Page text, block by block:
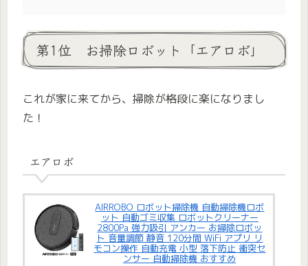
第1位 お掃除ロボット「エアロボ」
これが家に来てから、掃除が格段に楽になりまし
た！
エアロボ
AIRROBO ロボット掃除機 自動掃除機ロボ
ット 自動ゴミ収集 ロボットクリーナー
2800Pa 強力吸引 アンカー お掃除ロボッ
ト 音量調節 静音 120分間 WiFi アプリ リ
モコン操作 自動充電 小型 落下防止 衝突セ
ンサー 自動掃除機 おすすめ